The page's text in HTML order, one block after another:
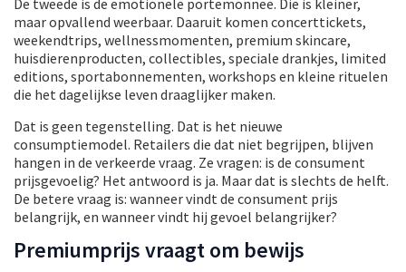
maar opvallend weerbaar. Daaruit komen concerttickets,
weekendtrips, wellnessmomenten, premium skincare,
huisdierenproducten, collectibles, speciale drankjes, limited
editions, sportabonnementen, workshops en kleine rituelen
die het dagelijkse leven draaglijker maken.
Dat is geen tegenstelling. Dat is het nieuwe
consumptiemodel. Retailers die dat niet begrijpen, blijven
hangen in de verkeerde vraag. Ze vragen: is de consument
prijsgevoelig? Het antwoord is ja. Maar dat is slechts de helft.
De betere vraag is: wanneer vindt de consument prijs
belangrijk, en wanneer vindt hij gevoel belangrijker?
Premiumprijs vraagt om bewijs